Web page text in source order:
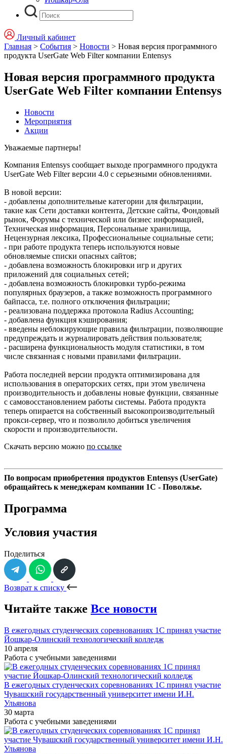
Личный кабинет
Главная > События > Новости > Новая версия программного
продукта UserGate Web Filter компании Entensys
Новая версия программного продукта
UserGate Web Filter компании Entensys
Новости
Мероприятия
Акции
Уважаемые партнеры!
Компания Entensys сообщает выходе программного продукта
UserGate Web Filter версии 4.0 с серьезными обновлениями.
В новой версии:
- добавлены дополнительные категории для фильтрации,
такие как Сети доставки контента, Детские сайты, Фондовый
рынок, Форумы с технической или бизнес информацией,
Техническая информация, Персональные хранилища,
Нецензурная лексика, Профессиональные социальные сети;
- при работе продукта теперь используются новые
обновляемые списки опасных сайтов;
- добавлена возможность блокировки игр и других
приложений для социальных сетей;
- добавлена возможность блокировки турбо-режима
популярных браузеров, а также возможность программного
байпасса, т.е. полного отключения фильтрации;
- реализована поддержка протокола Radius Accounting;
- добавлена функция кэширования;
- введены неблокирующие правила фильтрации, позволяющие
предупреждать и журналировать действия пользователя;
- расширена функциональность модуля статистики, в том
числе связанная с новыми правилами фильтрации.
Работа последней версии продукта оптимизирована для
использования в операторских сетях, при этом увеличена
производительность и добавлены новые функции, связанные
с самовосстановлением работы системы. Работа продукта
теперь опирается на собственный высокопроизводительный
прокси-сервер, что и позволило добиться увеличения
скорости и производительности.
Скачать версию можно по ссылке
По вопросам приобретения продуктов Entensys (UserGate)
обращайтесь к менеджерам компании 1С - Поволжье.
Программа
Условия участия
Поделиться
Возврат к списку
Читайте также Все новости
В ежегодных студенческих соревнованиях 1С принял участие
Йошкар-Олинский технологический колледж
10 апреля
Работа с учебными заведениями
В ежегодных студенческих соревнованиях 1С принял участие
Чувашский государственный университет имени И.Н.
Ульянова
30 марта
Работа с учебными заведениями